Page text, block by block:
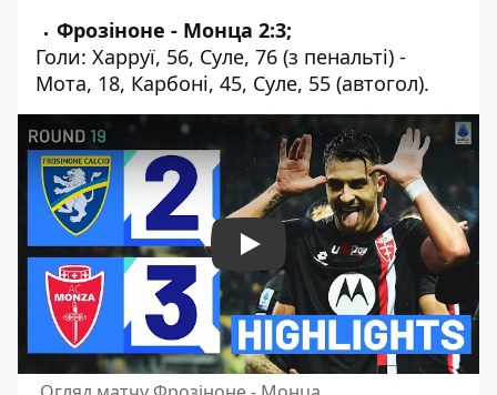
Фрозіноне - Монца 2:3;
Голи: Харруї, 56, Суле, 76 (з пенальті) -
Мота, 18, Карбоні, 45, Суле, 55 (автогол).
Play